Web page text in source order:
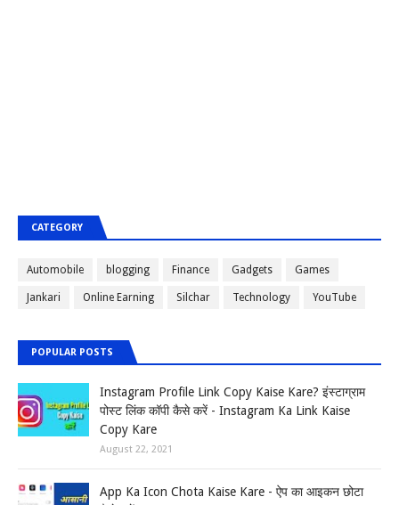
CATEGORY
Automobile blogging Finance Gadgets Games
Jankari Online Earning Silchar Technology YouTube
POPULAR POSTS
Instagram Profile Link Copy Kaise Kare? इंस्टाग्राम
पोस्ट लिंक कॉपी कैसे करें - Instagram Ka Link Kaise
Copy Kare
August 22, 2021
App Ka Icon Chota Kaise Kare - ऐप का आइकन छोटा